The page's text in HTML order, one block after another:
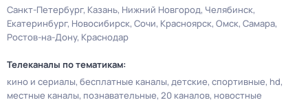
Санкт-Петербург Казань Нижний Новгород Челябинск
Екатеринбург Новосибирск Сочи Красноярск Омск Самара
Ростов-на-Дону Краснодар
Телеканалы по тематикам:
кино и сериалы бесплатные каналы детские спортивные hd
местные каналы познавательные 20 каналов новостные